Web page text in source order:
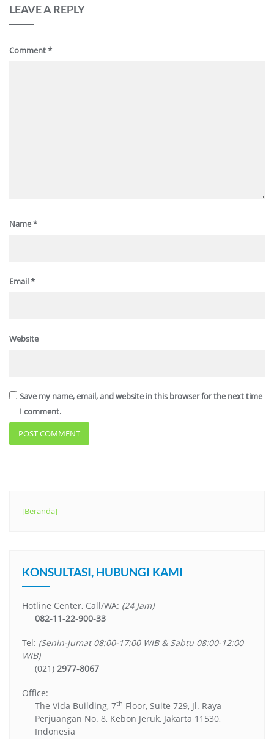
LEAVE A REPLY
Comment*
Name*
Email*
Website
Save my name, email, and website in this browser for the next time
I comment.
[Beranda]
KONSULTASI, HUBUNGI KAMI
Hotline Center, Call/WA: (24 Jam)
082-11-22-900-33
Tel: (Senin-Jumat 08:00-17:00 WIB & Sabtu 08:00-12:00
WIB)
(021) 2977-8067
Office:
The Vida Building, 7th Floor, Suite 729, Jl. Raya
Perjuangan No. 8, Kebon Jeruk, Jakarta 11530,
Indonesia